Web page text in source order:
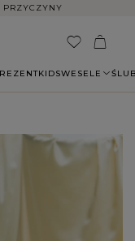
KIDSWESELE